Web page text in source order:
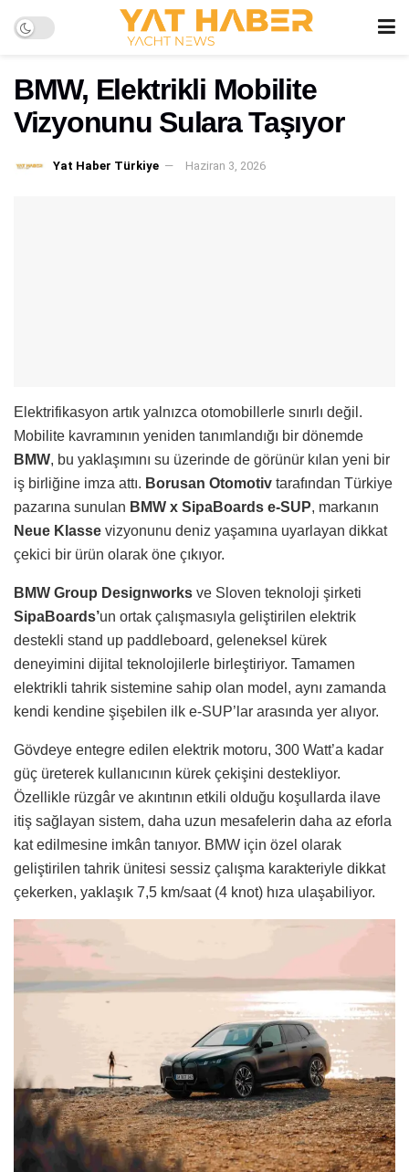
BMW, Elektrikli Mobilite
Vizyonunu Sulara Taşıyor
Yat Haber Türkiye Haziran 3, 2026
Elektrifikasyon artık yalnızca otomobillerle sınırlı değil.
Mobilite kavramının yeniden tanımlandığı bir dönemde
BMW, bu yaklaşımını su üzerinde de görünür kılan yeni bir
iş birliğine imza attı. Borusan Otomotiv tarafından Türkiye
pazarına sunulan BMW x SipaBoards e-SUP, markanın
Neue Klasse vizyonunu deniz yaşamına uyarlayan dikkat
çekici bir ürün olarak öne çıkıyor.
BMW Group Designworks ve Sloven teknoloji şirketi
SipaBoards’un ortak çalışmasıyla geliştirilen elektrik
destekli stand up paddleboard, geleneksel kürek
deneyimini dijital teknolojilerle birleştiriyor. Tamamen
elektrikli tahrik sistemine sahip olan model, aynı zamanda
kendi kendine şişebilen ilk e-SUP’lar arasında yer alıyor.
Gövdeye entegre edilen elektrik motoru, 300 Watt’a kadar
güç üreterek kullanıcının kürek çekişini destekliyor.
Özellikle rüzgâr ve akıntının etkili olduğu koşullarda ilave
itiş sağlayan sistem, daha uzun mesafelerin daha az eforla
kat edilmesine imkân tanıyor. BMW için özel olarak
geliştirilen tahrik ünitesi sessiz çalışma karakteriyle dikkat
çekerken, yaklaşık 7,5 km/saat (4 knot) hıza ulaşabiliyor.